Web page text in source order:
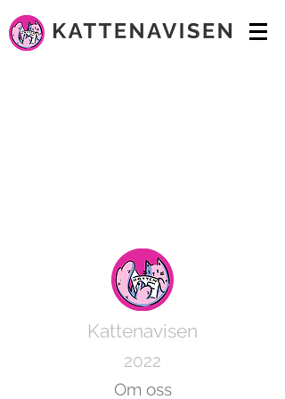
Kattenavisen
2022
Om oss